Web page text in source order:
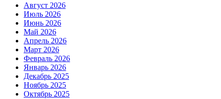
Август 2026
Июль 2026
Июнь 2026
Май 2026
Апрель 2026
Март 2026
Февраль 2026
Январь 2026
Декабрь 2025
Ноябрь 2025
Октябрь 2025